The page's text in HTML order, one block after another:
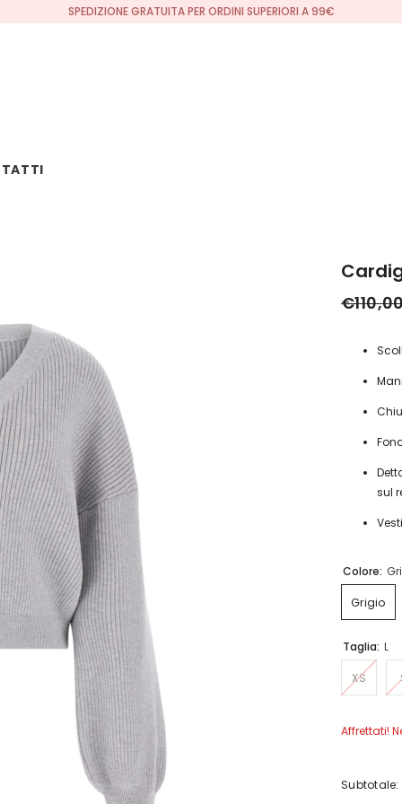
SPEDIZIONE GRATUITA PER ORDINI SUPERIORI A 99€
sul
Colore:
Grigio
Taglia: L
XS
Affrettati!
Subtotale: